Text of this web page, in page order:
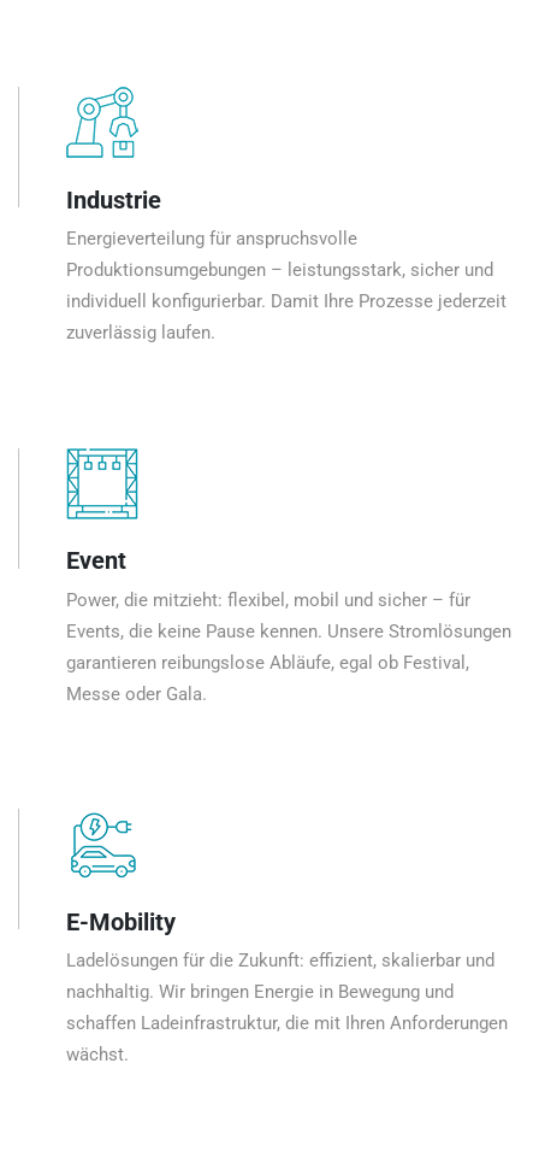
Industrie
Energieverteilung für anspruchsvolle
Produktionsumgebungen – leistungsstark, sicher und
individuell konfigurierbar. Damit Ihre Prozesse jederzeit
zuverlässig laufen.
Event
Power, die mitzieht: flexibel, mobil und sicher – für
Events, die keine Pause kennen. Unsere Stromlösungen
garantieren reibungslose Abläufe, egal ob Festival,
Messe oder Gala.
E-Mobility
Ladelösungen für die Zukunft: effizient, skalierbar und
nachhaltig. Wir bringen Energie in Bewegung und
schaffen Ladeinfrastruktur, die mit Ihren Anforderungen
wächst.